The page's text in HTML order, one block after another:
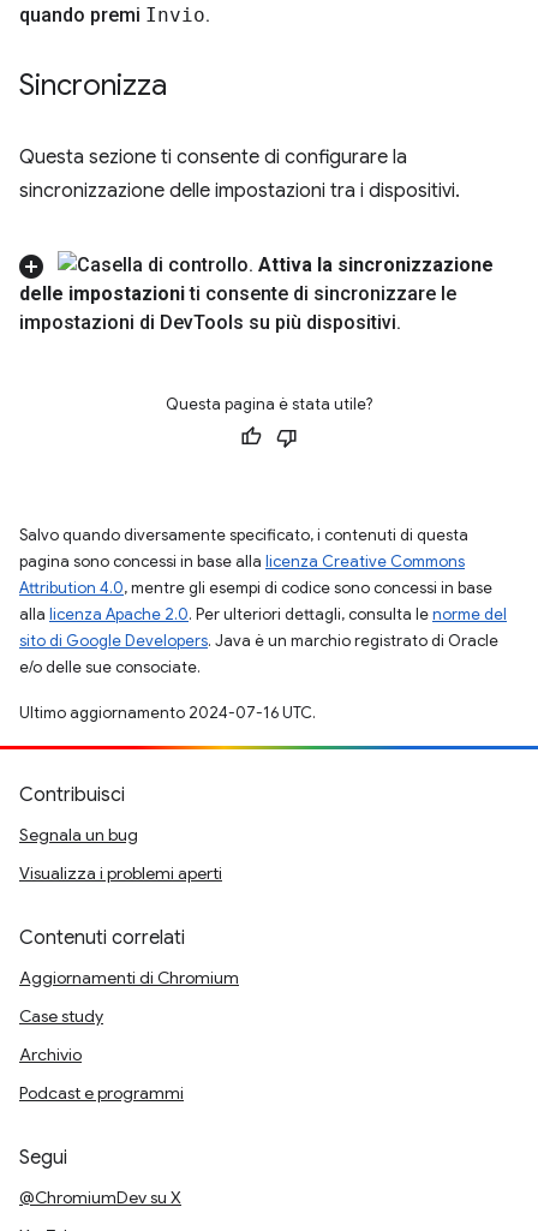
quando premi Invio.
Sincronizza
Questa sezione ti consente di configurare la
sincronizzazione delle impostazioni tra i dispositivi.
Attiva la sincronizzazione
delle impostazioniti consente di sincronizzare le
impostazioni di DevTools su più dispositivi.
Questa pagina è stata utile?
Salvo quando diversamente specificato, i contenuti di questa
pagina sono concessi in base alla licenza Creative Commons
Attribution 4.0, mentre gli esempi di codice sono concessi in base
alla licenza Apache 2.0. Per ulteriori dettagli, consulta lenorme del
sito di Google Developers. Java è un marchio registrato di Oracle
e/o delle sue consociate.
Ultimo aggiornamento 2024-07-16 UTC.
Contribuisci
Segnala un bug
Visualizza i problemi aperti
Contenuti correlati
Aggiornamenti di Chromium
Case study
Archivio
Podcast e programmi
Segui
@ChromiumDev su X